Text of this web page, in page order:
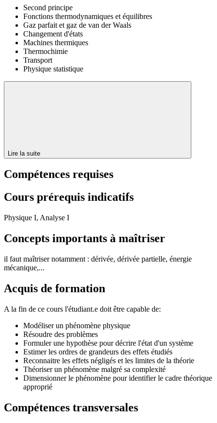
Second principe
Fonctions thermodynamiques et équilibres
Gaz parfait et gaz de van der Waals
Changement d'états
Machines thermiques
Thermochimie
Transport
Physique statistique
Lire la suite
Compétences requises
Cours prérequis indicatifs
Physique I, Analyse I
Concepts importants à maîtriser
il faut maîtriser notamment : dérivée, dérivée partielle, énergie
mécanique,...
Acquis de formation
A la fin de ce cours l'étudiant.e doit être capable de:
Modéliser un phénomène physique
Résoudre des problèmes
Formuler une hypothèse pour décrire l'état d'un système
Estimer les ordres de grandeurs des effets étudiés
Reconnaitre les effets négligés et les limites de la théorie
Théoriser un phénomène malgré sa complexité
Dimensionner le phénomène pour identifier le cadre théorique
approprié
Compétences transversales